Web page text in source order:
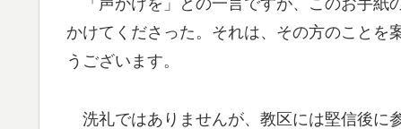
「声かけを」との一言ですが、このお手紙
かけてくださった。それは、その方のことを
うございます。
洗礼ではありませんが、教区には堅信後に